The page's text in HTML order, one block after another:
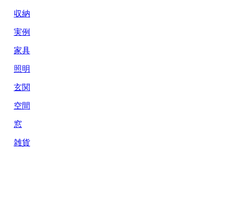
収納
実例
家具
照明
玄関
空間
窓
雑貨